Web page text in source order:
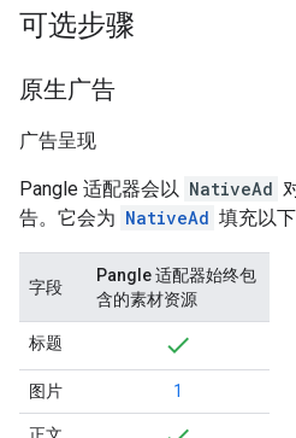
可选步骤
原生广告
广告呈现
Pangle 适配器会以 NativeAd
告。它会为 NativeAd 填充以下
字段
Pangle 适配器始终包
含的素材资源
标题
图片 1